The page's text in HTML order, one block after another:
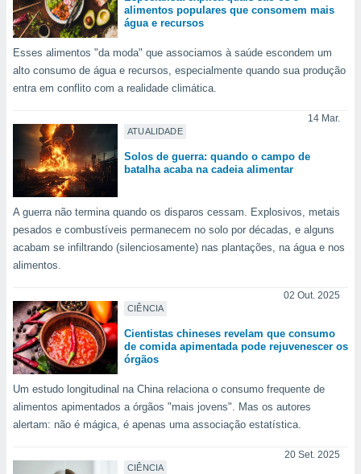
cookies
parte
a
a
cookies,
Neste
os
a
website,
analisar o
ou
alimentos populares que consomem mais
água e recursos
Esses alimentos "da moda" que associamos à saúde escondem um
alto consumo de água e recursos, especialmente quando sua produção
entra em conflito com a realidade climática.
ATUALIDADE
14 Mar.
Solos de guerra: quando o campo de
batalha acaba na cadeia alimentar
A guerra não termina quando os disparos cessam. Explosivos, metais
pesados e combustíveis permanecem no solo por décadas, e alguns
acabam se infiltrando (silenciosamente) nas plantações, na água e nos
alimentos.
CIÊNCIA
02 Out. 2025
Cientistas chineses revelam que consumo
de comida apimentada pode rejuvenescer os
órgãos
Um estudo longitudinal na China relaciona o consumo frequente de
alimentos apimentados a órgãos "mais jovens". Mas os autores
alertam: não é mágica, é apenas uma associação estatística.
CIÊNCIA
20 Set. 2025